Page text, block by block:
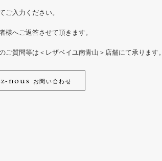
ご入力ください。
様へご返答させて頂きます。
ご質問等は＜レザベイユ南青山＞店舗にて承ります。
nous お問い合わせ